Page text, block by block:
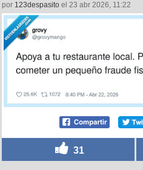
por 123despasito el 23 abr 2026, 11:22
31